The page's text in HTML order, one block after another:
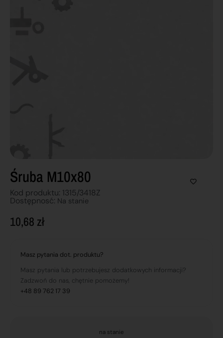
Śruba M10x80
Kod produktu: 1315/3418Z
Dostępnosć: Na stanie
10,68 zł
Masz pytania dot. produktu?
Masz pytania lub potrzebujesz dodatkowych informacji?
Zadzwoń do nas, chętnie pomożemy!
+48 89 762 17 39
na stanie